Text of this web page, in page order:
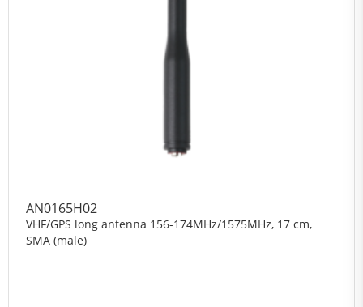
AN0165H02
VHF/GPS long antenna 156-174MHz/1575MHz, 17 cm,
SMA (male)